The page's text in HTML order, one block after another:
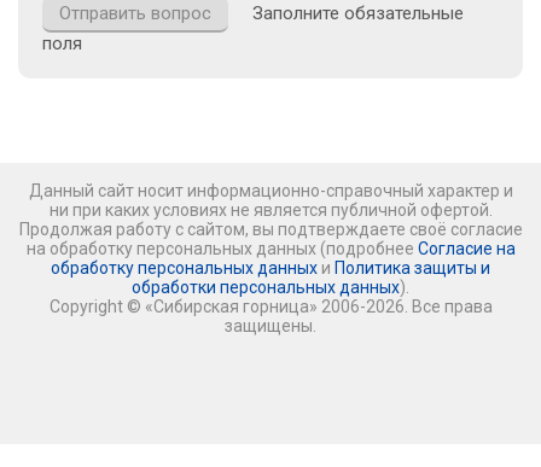
Заполните обязательные
поля
Данный сайт носит информационно-справочный характер и
ни при каких условиях не является публичной офертой.
Продолжая работу с сайтом, вы подтверждаете своё согласие
на обработку персональных данных (подробнее Согласие на
обработку персональных данных и Политика защиты и
обработки персональных данных).
Copyright © «Сибирская горница» 2006-2026. Все права
защищены.